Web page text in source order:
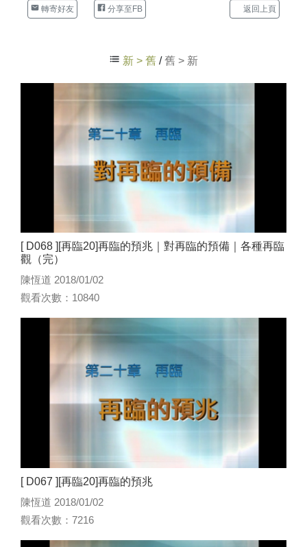
轉寄好友 分享至FB 返回上頁
新 > 舊 /舊 > 新
[ D068 ][再臨20]再臨的預兆｜對再臨的預備｜各種再臨
觀（完）
陳恆道 2018/01/02
觀看次數：10840
[ D067 ][再臨20]再臨的預兆
陳恆道 2018/01/02
觀看次數：7216